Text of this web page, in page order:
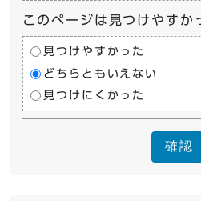
このページは見つけやすか
見つけやすかった
どちらともいえない
見つけにくかった
確認